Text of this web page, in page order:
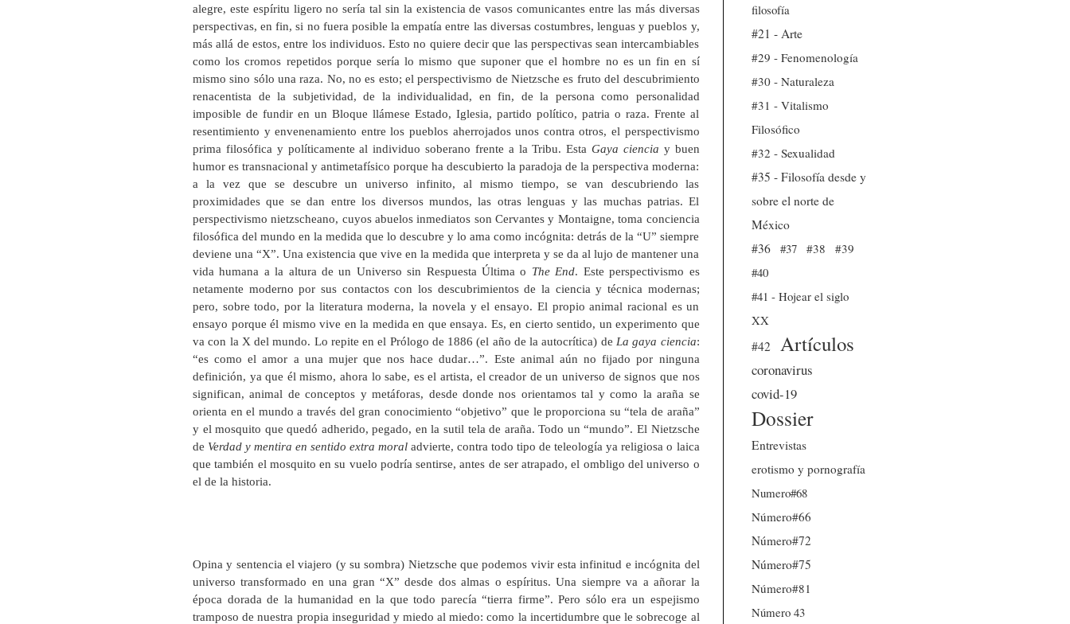
alegre, este espíritu ligero no sería tal sin la existencia de vasos comunicantes entre las más diversas
perspectivas, en fin, si no fuera posible la empatía entre las diversas costumbres, lenguas y pueblos y,
más allá de estos, entre los individuos. Esto no quiere decir que las perspectivas sean intercambiables
como los cromos repetidos porque sería lo mismo que suponer que el hombre no es un fin en sí
mismo sino sólo una raza. No, no es esto; el perspectivismo de Nietzsche es fruto del descubrimiento
renacentista de la subjetividad, de la individualidad, en fin, de la persona como personalidad
imposible de fundir en un Bloque llámese Estado, Iglesia, partido político, patria o raza. Frente al
resentimiento y envenenamiento entre los pueblos aherrojados unos contra otros, el perspectivismo
prima filosófica y políticamente al individuo soberano frente a la Tribu. Esta Gaya ciencia y buen
humor es transnacional y antimetafísico porque ha descubierto la paradoja de la perspectiva moderna:
a la vez que se descubre un universo infinito, al mismo tiempo, se van descubriendo las
proximidades que se dan entre los diversos mundos, las otras lenguas y las muchas patrias. El
perspectivismo nietzscheano, cuyos abuelos inmediatos son Cervantes y Montaigne, toma conciencia
filosófica del mundo en la medida que lo descubre y lo ama como incógnita: detrás de la “U” siempre
deviene una “X”. Una existencia que vive en la medida que interpreta y se da al lujo de mantener una
vida humana a la altura de un Universo sin Respuesta Última o The End. Este perspectivismo es
netamente moderno por sus contactos con los descubrimientos de la ciencia y técnica modernas;
pero, sobre todo, por la literatura moderna, la novela y el ensayo. El propio animal racional es un
ensayo porque él mismo vive en la medida en que ensaya. Es, en cierto sentido, un experimento que
va con la X del mundo. Lo repite en el Prólogo de 1886 (el año de la autocrítica) de La gaya ciencia:
“es como el amor a una mujer que nos hace dudar…”. Este animal aún no fijado por ninguna
definición, ya que él mismo, ahora lo sabe, es el artista, el creador de un universo de signos que nos
significan, animal de conceptos y metáforas, desde donde nos orientamos tal y como la araña se
orienta en el mundo a través del gran conocimiento “objetivo” que le proporciona su “tela de araña”
y el mosquito que quedó adherido, pegado, en la sutil tela de araña. Todo un “mundo”. El Nietzsche
de Verdad y mentira en sentido extra moral advierte, contra todo tipo de teleología ya religiosa o laica
que también el mosquito en su vuelo podría sentirse, antes de ser atrapado, el ombligo del universo o
el de la historia.
Opina y sentencia el viajero (y su sombra) Nietzsche que podemos vivir esta infinitud e incógnita del
universo transformado en una gran “X” desde dos almas o espíritus. Una siempre va a añorar la
época dorada de la humanidad en la que todo parecía “tierra firme”. Pero sólo era un espejismo
tramposo de nuestra propia inseguridad y miedo al miedo: como la incertidumbre que le sobrecoge al
filosofía
#21 - Arte
#29 - Fenomenología
#30 - Naturaleza
#31 - Vitalismo
Filosófico
#32 - Sexualidad
#35 - Filosofía desde y
sobre el norte de
México
#36
#37 #38
#39
#40
#41 - Hojear el siglo
XX
#42
Artículos
coronavirus
covid-19
Dossier
Entrevistas
erotismo y pornografía
Numero#68
Número#66
Número#72
Número#75
Número#81
Número 43